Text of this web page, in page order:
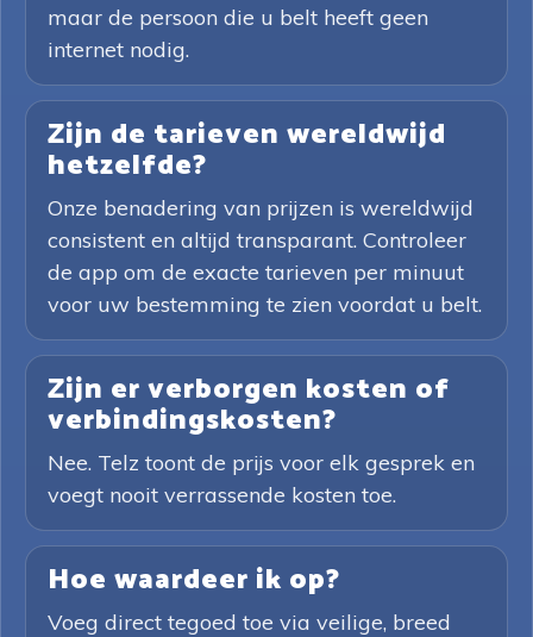
maar de persoon die u belt heeft geen
internet nodig.
Zijn de tarieven wereldwijd
hetzelfde?
Onze benadering van prijzen is wereldwijd
consistent en altijd transparant. Controleer
de app om de exacte tarieven per minuut
voor uw bestemming te zien voordat u belt.
Zijn er verborgen kosten of
verbindingskosten?
Nee. Telz toont de prijs voor elk gesprek en
voegt nooit verrassende kosten toe.
Hoe waardeer ik op?
Voeg direct tegoed toe via veilige, breed